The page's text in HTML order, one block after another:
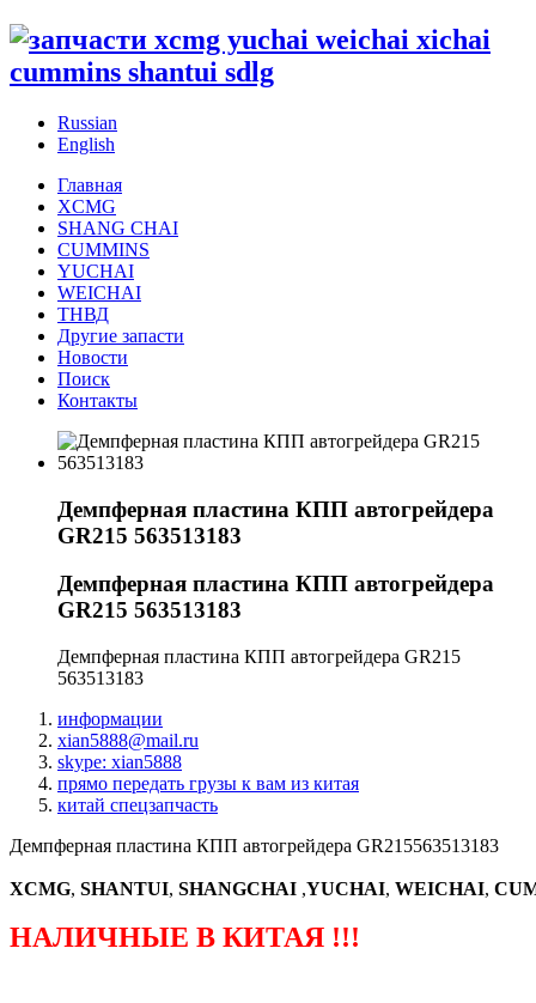
Russian
English
Главная
XCMG
SHANG CHAI
CUMMINS
YUCHAI
WEICHAI
ТНВД
Другие запасти
Новости
Поиск
Контакты
Демпферная пластина КПП автогрейдера
GR215 563513183
Демпферная пластина КПП автогрейдера
GR215 563513183
Демпферная пластина КПП автогрейдера GR215
563513183
информации
xian5888@mail.ru
skype: xian5888
прямо передать грузы к вам из китая
китай спецзапчасть
Демпферная пластина КПП автогрейдера GR215563513183
XCMG, SHANTUI, SHANGCHAI ,YUCHAI, WEICHAI,
НАЛИЧНЫЕ В КИТАЯ !!!